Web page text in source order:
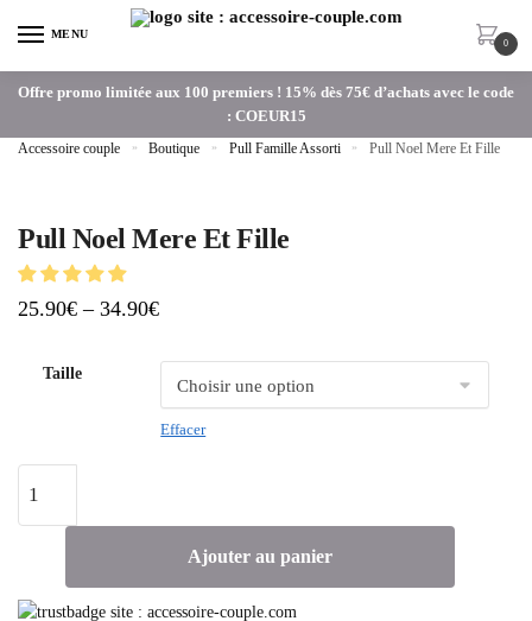
MENU
0
Offre promo limitée aux 100 premiers ! 15% dès 75€ d’achats avec le code
: COEUR15
Accessoire couple » Boutique » Pull Famille Assorti » Pull Noel Mere Et Fille
Pull Noel Mere Et Fille
25.90€ – 34.90€
Taille
Effacer
Ajouter au panier